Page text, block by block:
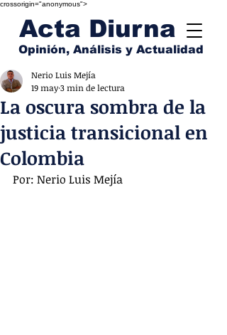
crossorigin="anonymous">
Acta Diurna
Opinión, Análisis y Actualidad
La oscura sombra de la
justicia transicional en
Colombia
Nerio Luis Mejía
19 may3 min de lectura
Por: Nerio Luis Mejía